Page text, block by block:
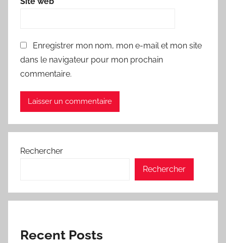
Enregistrer mon nom, mon e-mail et mon site
dans le navigateur pour mon prochain
commentaire.
Rechercher
Rechercher
Recent Posts